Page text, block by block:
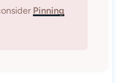
Pinning